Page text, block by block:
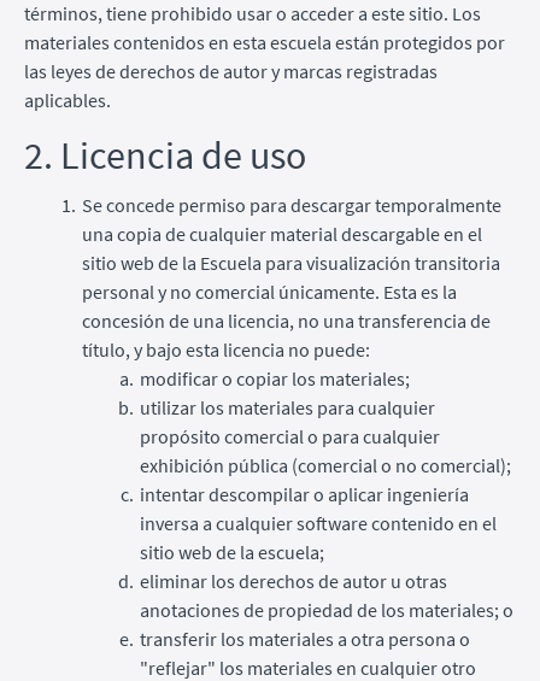
términos, tiene prohibido usar o acceder a este sitio. Los
materiales contenidos en esta escuela están protegidos por
las leyes de derechos de autor y marcas registradas
aplicables.
2. Licencia de uso
Se concede permiso para descargar temporalmente
una copia de cualquier material descargable en el
sitio web de la Escuela para visualización transitoria
personal y no comercial únicamente. Esta es la
concesión de una licencia, no una transferencia de
título, y bajo esta licencia no puede:
modificar o copiar los materiales;
utilizar los materiales para cualquier
propósito comercial o para cualquier
exhibición pública (comercial o no comercial);
intentar descompilar o aplicar ingeniería
inversa a cualquier software contenido en el
sitio web de la escuela;
eliminar los derechos de autor u otras
anotaciones de propiedad de los materiales; o
transferir los materiales a otra persona o
"reflejar" los materiales en cualquier otro